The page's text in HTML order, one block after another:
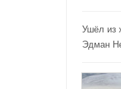
Ушёл из
Эдман